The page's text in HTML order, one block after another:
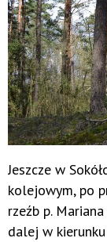
Jeszcze w
kolejowym, po
rzeźb p. Mariana
dalej w